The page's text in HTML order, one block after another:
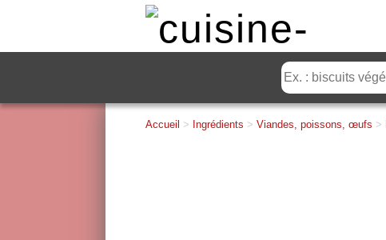
Accueil > Ingrédients > Viandes, poissons, œufs >